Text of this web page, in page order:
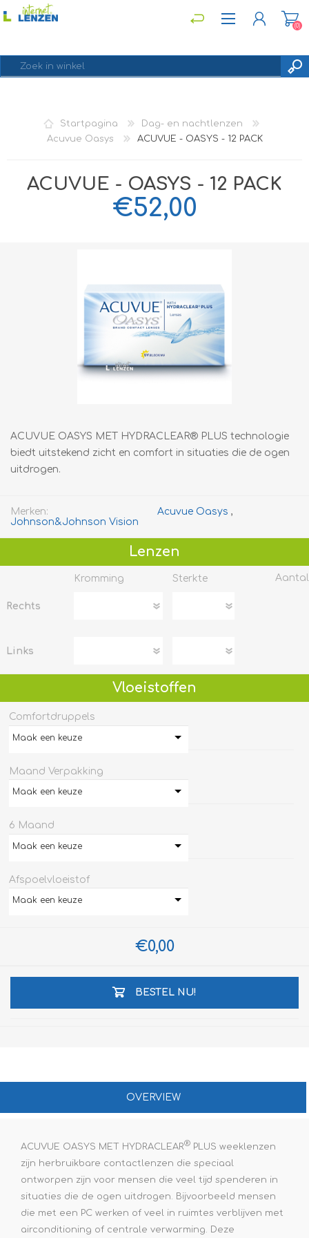
INLOGGEN
(0)
Startpagina
Dag- en nachtlenzen
Acuvue Oasys
ACUVUE - OASYS - 12 PACK
ACUVUE - OASYS - 12 PACK
€52,00
ACUVUE OASYS MET HYDRACLEAR® PLUS technologie
biedt uitstekend zicht en comfort in situaties die de ogen
uitdrogen.
Merken: Acuvue Oasys ,
Johnson&Johnson Vision
Lenzen
Kromming Sterkte Aantal
Rechts
Links
Vloeistoffen
Comfortdruppels
Maak een keuze
Maand Verpakking
Maak een keuze
6 Maand
Maak een keuze
Afspoelvloeistof
Maak een keuze
€0,00
BESTEL NU!
OVERVIEW
ACUVUE OASYS MET HYDRACLEAR® PLUS weeklenzen
zijn herbruikbare contactlenzen die speciaal
ontworpen zijn voor mensen die veel tijd spenderen in
situaties die de ogen uitdrogen. Bijvoorbeeld mensen
die met een PC werken of veel in ruimtes verblijven met
airconditioning of centrale verwarming. Deze